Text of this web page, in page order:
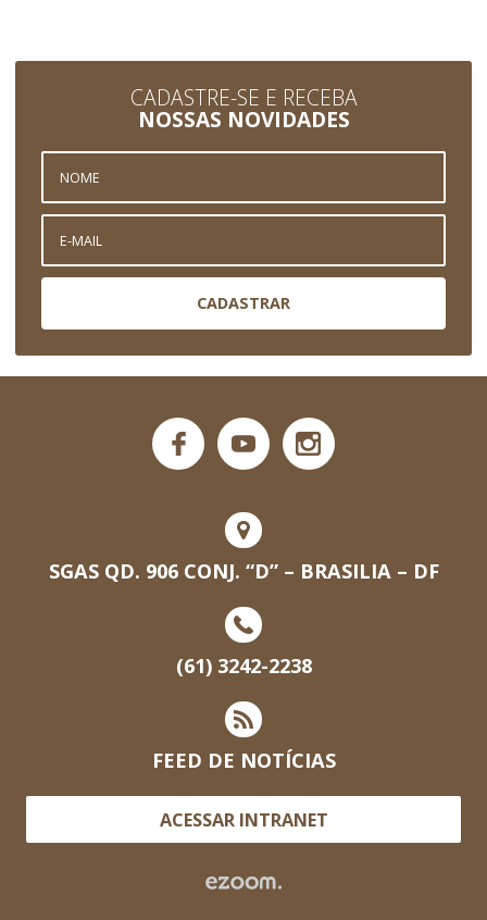
CADASTRE-SE E RECEBA
NOSSAS NOVIDADES
CADASTRAR
SGAS QD. 906 CONJ. “D” – BRASILIA – DF
(61) 3242-2238
FEED DE NOTÍCIAS
ACESSAR INTRANET